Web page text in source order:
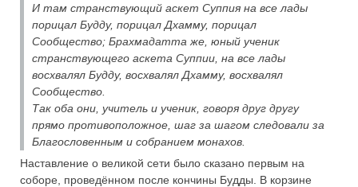
И там странствующий аскет Суппия на все лады
порицал Будду, порицал Дхамму, порицал
Сообщество; Брахмадатта же, юный ученик
странствующего аскета Суппии, на все лады
восхвалял Будду, восхвалял Дхамму, восхвалял
Сообщество.
Так оба они, учитель и ученик, говоря друг другу
прямо противоположное, шаг за шагом следовали за
Благословенным и собранием монахов.
Наставление о великой сети было сказано первым на
соборе, проведённом после кончины Будды. В корзине